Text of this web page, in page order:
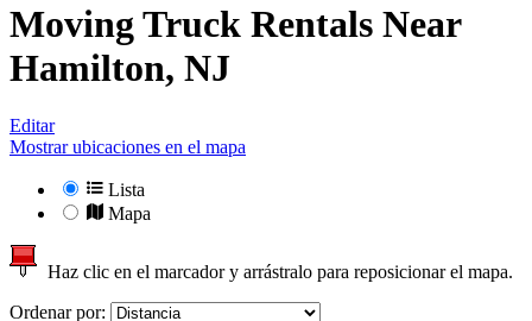
Moving Truck Rentals Near
Hamilton, NJ
Editar
Mostrar ubicaciones en el mapa
Lista
Mapa
Haz clic en el marcador y arrástralo para reposicionar el mapa.
Ordenar por: